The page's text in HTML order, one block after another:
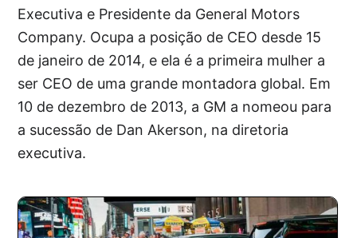
Executiva e Presidente da General Motors
Company. Ocupa a posição de CEO desde 15
de janeiro de 2014, e ela é a primeira mulher a
ser CEO de uma grande montadora global. Em
10 de dezembro de 2013, a GM a nomeou para
a sucessão de Dan Akerson, na diretoria
executiva.